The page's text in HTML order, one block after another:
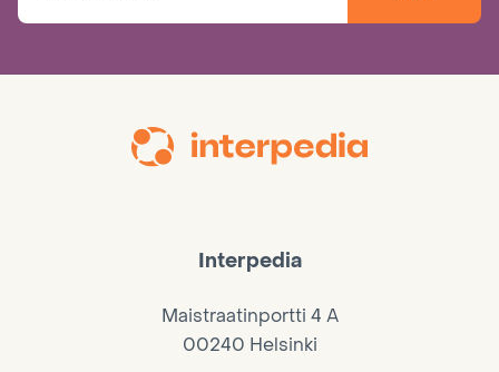
Interpedia
Maistraatinportti 4 A
00240 Helsinki